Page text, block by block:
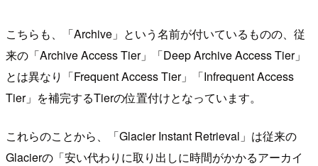
こちらも、「Archive」という名前が付いているものの、従
来の「Archive Access Tier」「Deep Archive Access Tier」
とは異なり「Frequent Access Tier」「Infrequent Access
Tier」を補完するTierの位置付けとなっています。
これらのことから、「Glacier Instant Retrieval」は従来の
Glacierの「安い代わりに取り出しに時間がかかるアーカイ